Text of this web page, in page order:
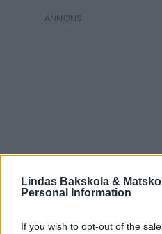
Lindas Bakskola &
Personal Information
If you wish to opt-out of the